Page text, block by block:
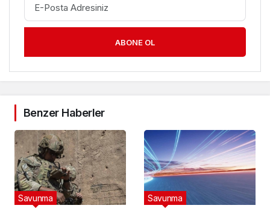
ABONE OL
Benzer Haberler
Savunma Savunma